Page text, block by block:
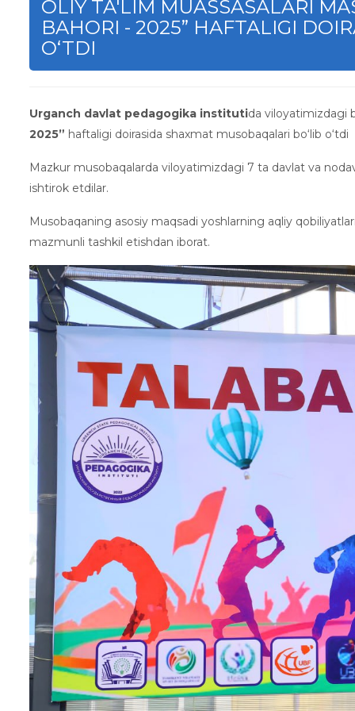
OLIY TA'LIM MUASSASALARI
BAHORI - 2025” HAFTALIGI
O‘TDI
Urganch davlat pedagogika institutida viloyatimizdagi
2025” haftaligi doirasida shaxmat musobaqalari bo‘lib o‘tdi
Mazkur musobaqalarda viloyatimizdagi 7 ta davlat va
ishtirok etdilar.
Musobaqaning asosiy maqsadi yoshlarning aqliy
mazmunli tashkil etishdan iborat.